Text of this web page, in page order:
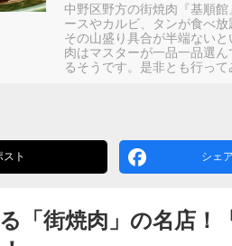
中野区野方の街焼肉『基順
ースやカルビ、タンが食べ
その山盛り具合が半端ない
肉はマスターが一品一品選
るそうです。是非とも行って
スト シェア
「街焼肉」の名店！